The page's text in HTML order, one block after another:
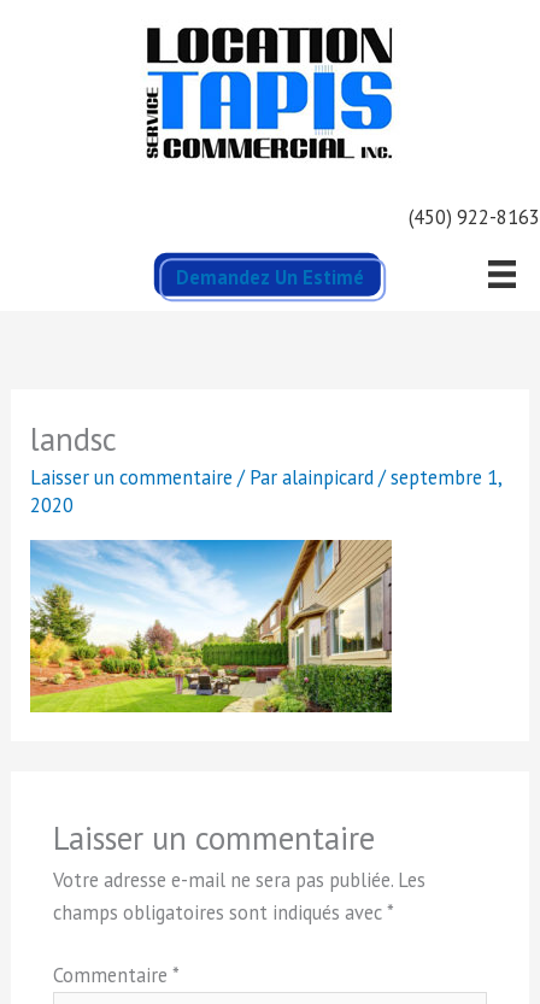
(450) 922-8163
Demandez Un Estimé
landsc
Laisser un commentaire / Paralainpicard/septembre 1,
2020
Laisser un commentaire
Votre adresse e-mail ne sera pas publiée. Les
champs obligatoires sont indiqués avec*
Commentaire *